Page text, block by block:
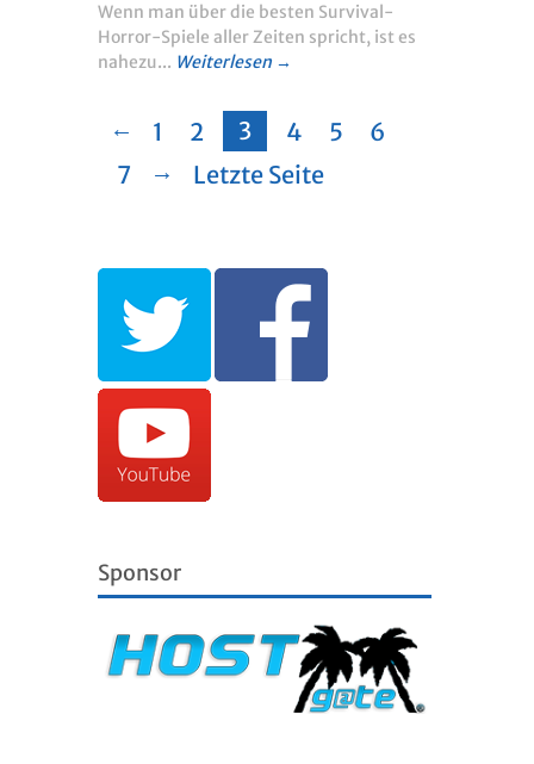
Wenn man über die besten Survival-
Horror-Spiele aller Zeiten spricht, ist es
nahezu... Weiterlesen →
← 1 2 3 4 5
6
7
→ Letzte Seite
Sponsor